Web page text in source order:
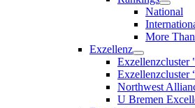
National
More
Exzellenz
Exzellenzcluster
Exzellenzcluster
Northwest
U Bremen